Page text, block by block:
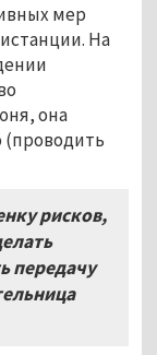
мер
На
она
(проводить
рисков,
передачу